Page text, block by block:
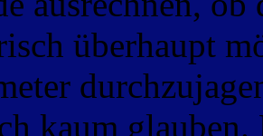
überhaupt
kaum glauben.